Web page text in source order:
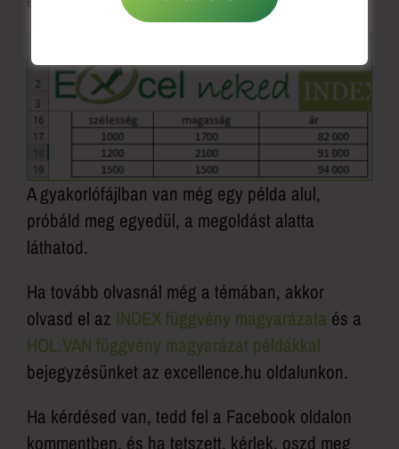
A gyakorlófájlban van még egy példa alul,
próbáld meg egyedül, a megoldást alatta
láthatod.
Ha tovább olvasnál még a témában, akkor
olvasd el az INDEX függvény magyarázata és a
HOL.VAN függvény magyarázat példákkal
bejegyzésünket az excellence.hu oldalunkon.
Ha kérdésed van, tedd fel a Facebook oldalon
kommentben, és ha tetszett, kérlek, oszd meg